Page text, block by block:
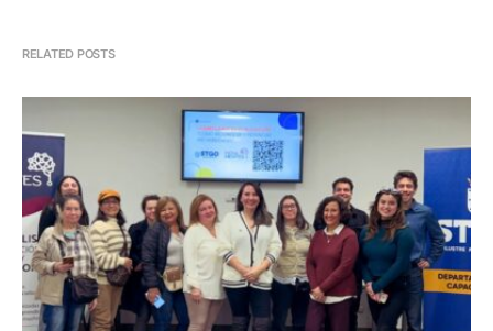
RELATED POSTS